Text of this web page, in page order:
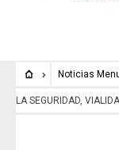
Noticias
LA SEGURIDAD,